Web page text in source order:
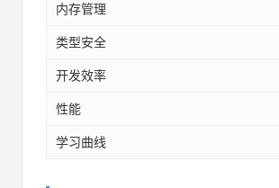
内存管理
类型安全
开发效率
性能
学习曲线